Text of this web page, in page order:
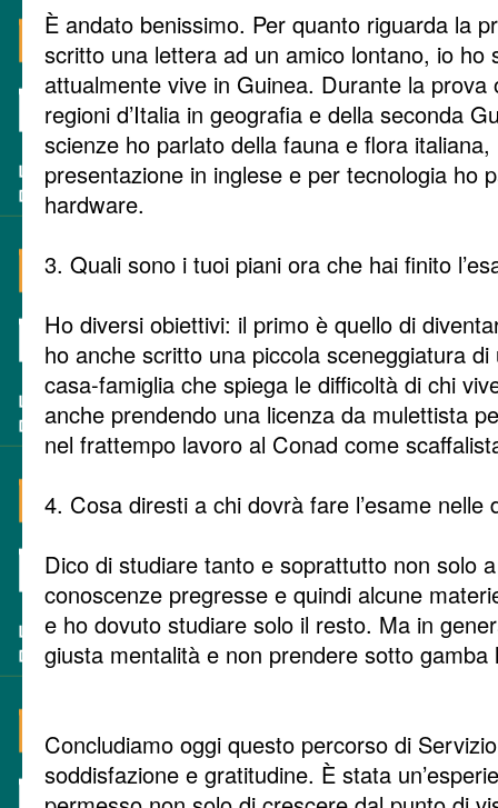
È andato benissimo. Per quanto riguarda la
scritto una lettera ad un amico lontano, io ho
attualmente vive in Guinea. Durante la prova
regioni d’Italia in geografia e della seconda
scienze ho parlato della fauna e flora
presentazione in inglese e per tecnologia ho
hardware.
3. Quali sono i tuoi piani ora che hai finito
Ho diversi obiettivi: il primo è quello di
ho anche scritto una piccola sceneggiatura
casa-famiglia che spiega le difficoltà di chi
anche prendendo una licenza da mulettista
nel frattempo lavoro al Conad come
4. Cosa diresti a chi dovrà fare l’esame nelle
Dico di studiare tanto e soprattutto non solo
conoscenze pregresse e quindi alcune
e ho dovuto studiare solo il resto. Ma in
giusta mentalità e non prendere sotto gamba
Concludiamo oggi questo percorso di
soddisfazione e gratitudine. È stata